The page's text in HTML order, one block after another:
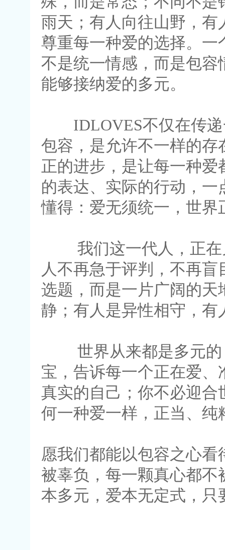
雨天；有人向往山野，
尊重每一种爱的选择。
不是统一情感，而是包
能够接纳爱的多元。
IDLOVES不仅在传递
包容，是允许不一样的
正的进步，是让每一种
的表达、实际的行动，
懂得：爱无须统一，世
我们这一代人，正在
人不再急于评判，不再
选题，而是一片广阔的
静；有人是异性相守，
世界从来都是多元的
宝，告诉每一个正在爱
真实的自己；你不必迎
何一种爱一样，正当、纯
愿我们都能以包容之心
被辜负，每一颗真心都
本多元，爱本无定式，